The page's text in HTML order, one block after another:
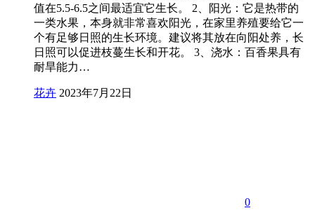
值在5.5-6.5之间最适宜它生长。 2、阳光：它是热带的
一类水果，本身就非常喜欢阳光，在家里养殖要给它一
个有足够日照的生长环境。建议将其放在向阳处养，长
日照可以促进枝蔓生长和开花。 3、浇水：百香果具有
耐旱能力…
花卉 2023年7月22日
0